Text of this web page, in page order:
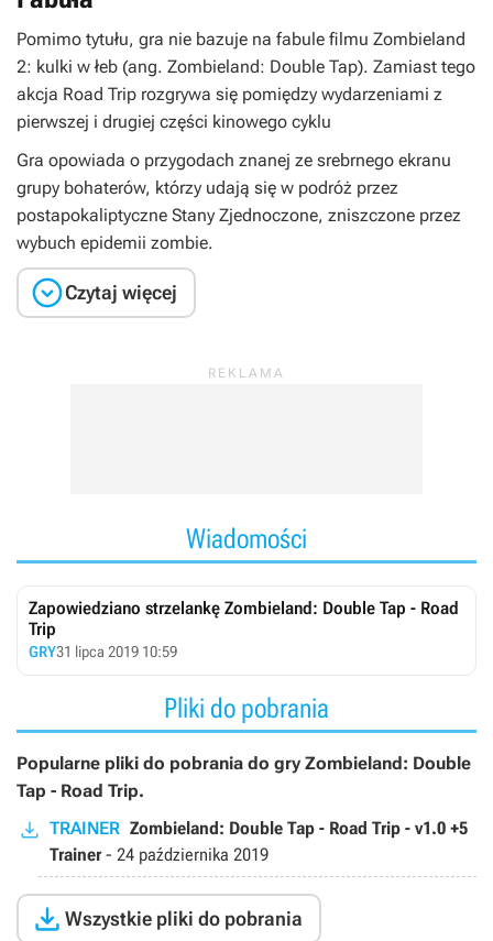
Pomimo tytułu, gra nie bazuje na fabule filmu Zombieland
2: kulki w łeb (ang. Zombieland: Double Tap). Zamiast tego
akcja Road Trip rozgrywa się pomiędzy wydarzeniami z
pierwszej i drugiej części kinowego cyklu
Gra opowiada o przygodach znanej ze srebrnego ekranu
grupy bohaterów, którzy udają się w podróż przez
postapokaliptyczne Stany Zjednoczone, zniszczone przez
wybuch epidemii zombie.
Czytaj więcej
Wiadomości
Zapowiedziano strzelankę Zombieland: Double Tap - Road
Trip
GRY31 lipca 2019 10:59
Pliki do pobrania
Popularne pliki do pobrania do gry Zombieland: Double
Tap - Road Trip.
TRAINER Zombieland: Double Tap - Road Trip - v1.0 +5
Trainer- 24 października 2019
 Wszystkie pliki do pobrania